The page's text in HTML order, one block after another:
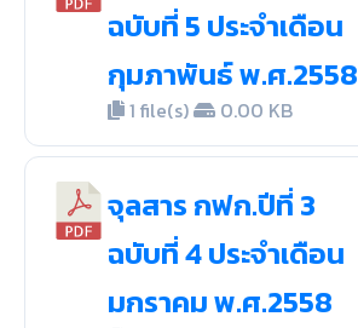
ฉบับที่ 5 ประจำเดือน
กุมภาพันธ์ พ.ศ.2558
1 file(s) 0.00 KB
จุลสาร กฟก.ปีที่ 3
ฉบับที่ 4 ประจำเดือน
มกราคม พ.ศ.2558